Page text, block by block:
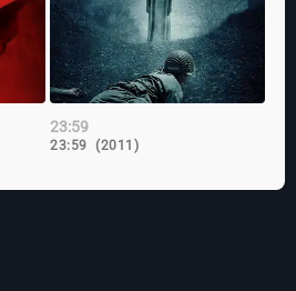
23:59
23:59 (2011)